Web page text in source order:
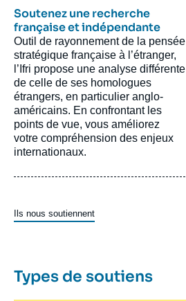
Soutenez une recherche
française et indépendante
Outil de rayonnement de la pensée
stratégique française à l’étranger,
l’Ifri propose une analyse différente
de celle de ses homologues
étrangers, en particulier anglo-
américains. En confrontant les
points de vue, vous améliorez
votre compréhension des enjeux
internationaux.
Lien
(optionnel)
Ils nous soutiennent
Types de soutiens